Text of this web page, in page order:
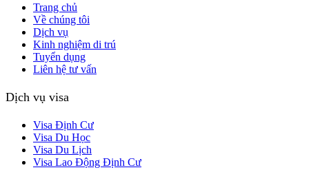
Trang chủ
Về chúng tôi
Dịch vụ
Kinh nghiệm di trú
Tuyển dụng
Liên hệ tư vấn
Dịch vụ visa
Visa Định Cư
Visa Du Học
Visa Du Lịch
Visa Lao Động Định Cư